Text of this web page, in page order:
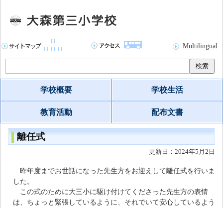
Multilingual
検索
学校概要 学校生活
教育活動 配布文書
離任式
更新日：2024年5月2日
昨年度までお世話になった先生方をお迎えして離任式を行いま
した。
この式のために大三小に駆け付けてくださった先生方の表情
は、ちょっと緊張しているように、それでいて安心しているよう